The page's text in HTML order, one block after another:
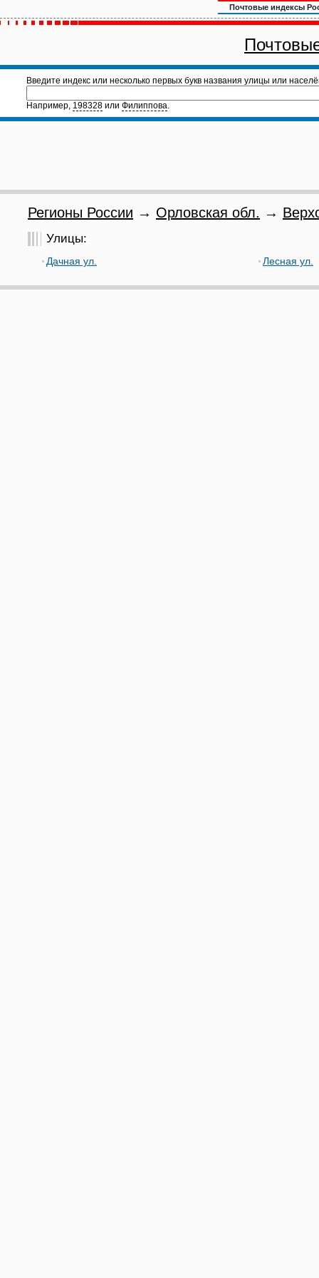
Почтовые индексы
Введите индекс или несколько первых букв названия улицы или
Например, 198328 или Филиппова.
Регионы России → Орловская обл. →
Улицы:
Дачная ул. Лесная ул.